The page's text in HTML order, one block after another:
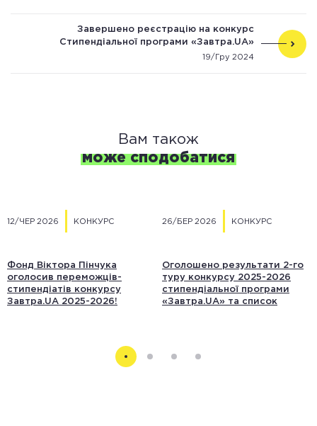
Завершено реєстрацію на конкурс
Стипендіальної програми «Завтра.UA»
2024/2025
19/Гру 2024
Вам також
може сподобатися
Фонд Віктора Пінчука
оголосив переможців-
стипендіатів конкурсу
Завтра.UA 2025-2026!
12/ЧЕР 2026 КОНКУРС
Оголошено результати 2-го
туру конкурсу 2025-2026
стипендіальної програми
«Завтра.UA» та список
26/БЕР 2026 КОНКУРС